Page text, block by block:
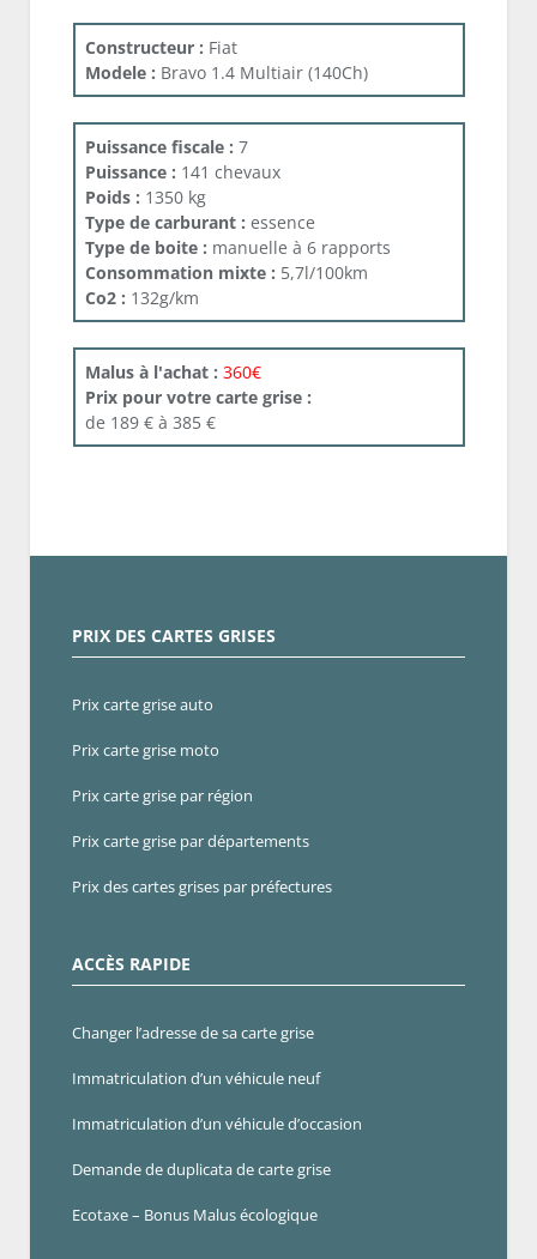
Constructeur : Fiat
Modele : Bravo 1.4 Multiair (140Ch)
Puissance fiscale : 7
Puissance : 141 chevaux
Poids : 1350 kg
Type de carburant : essence
Type de boite : manuelle à 6 rapports
Consommation mixte : 5,7l/100km
Co2 : 132g/km
Malus à l'achat : 360€
Prix pour votre carte grise :
de 189 € à 385 €
PRIX DES CARTES GRISES
Prix carte grise auto
Prix carte grise moto
Prix carte grise par région
Prix carte grise par départements
Prix des cartes grises par préfectures
ACCÈS RAPIDE
Changer l’adresse de sa carte grise
Immatriculation d’un véhicule neuf
Immatriculation d’un véhicule d’occasion
Demande de duplicata de carte grise
Ecotaxe – Bonus Malus écologique